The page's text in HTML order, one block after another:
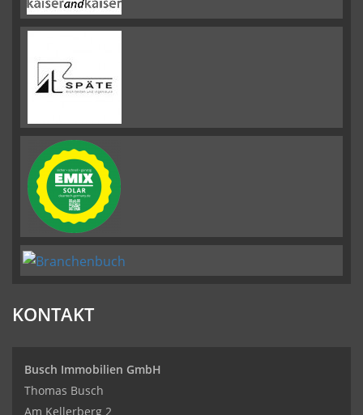
KONTAKT
Busch Immobilien GmbH
Thomas Busch
Am Kellerberg 2